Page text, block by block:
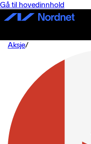
Gå til hovedinnhold
Aksje/